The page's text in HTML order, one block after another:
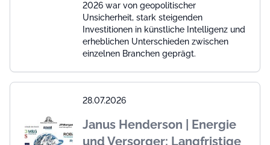
2026 war von geopolitischer
Unsicherheit, stark steigenden
Investitionen in künstliche Intelligenz und
erheblichen Unterschieden zwischen
einzelnen Branchen geprägt.
28.07.2026
Janus Henderson | Energie
und Versorger: Langfristige